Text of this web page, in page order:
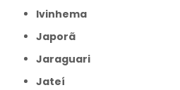
Ivinhema
Japorã
Jaraguari
Jateí